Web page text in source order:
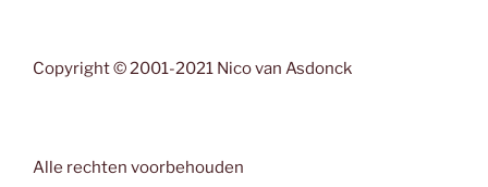
Copyright © 2001-2021 Nico van Asdonck
Alle rechten voorbehouden